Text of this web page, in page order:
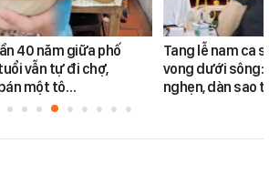
40 năm giữa phố
vẫn tự đi chợ,
một tô…
Tang lễ nam ca
vong dưới sông:
nghẹn, dàn sao